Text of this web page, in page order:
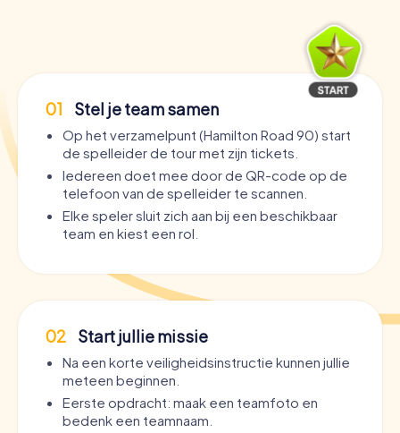
01 Stel je team samen
Op het verzamelpunt (Hamilton Road 90) start
de spelleider de tour met zijn tickets.
Iedereen doet mee door de QR-code op de
telefoon van de spelleider te scannen.
Elke speler sluit zich aan bij een beschikbaar
team en kiest een rol.
02 Start jullie missie
Na een korte veiligheidsinstructie kunnen jullie
meteen beginnen.
Eerste opdracht: maak een teamfoto en
bedenk een teamnaam.